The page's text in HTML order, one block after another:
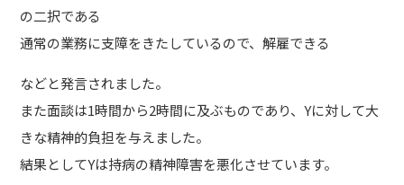
の二択である
通常の業務に支障をきたしているので、解雇できる
などと発言されました。
また面談は1時間から2時間に及ぶものであり、Yに対して大
きな精神的負担を与えました。
結果としてYは持病の精神障害を悪化させています。